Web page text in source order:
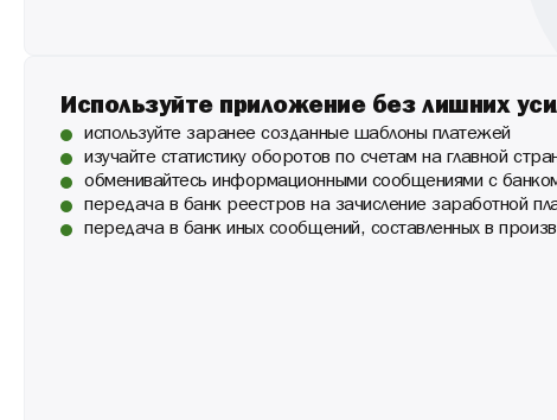
Используйте приложение без лишних
используйте заранее созданные шаблоны платежей
изучайте статистику оборотов по счетам на главной
обменивайтесь информационными сообщениями с
передача в банк реестров на зачисление заработной
передача в банк иных сообщений, составленных в